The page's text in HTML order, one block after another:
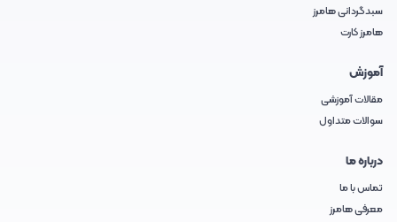
سبدگردانی هامرز
هامرز کارت
آموزش
مقالات آموزشی
سوالات متداول
درباره ما
تماس با ما
معرفی هامرز